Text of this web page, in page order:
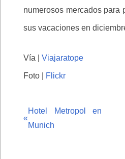
numerosos mercados para
sus vacaciones en
Vía | Viajaratope
Foto | Flickr
«
Hotel Metropol en
Munich